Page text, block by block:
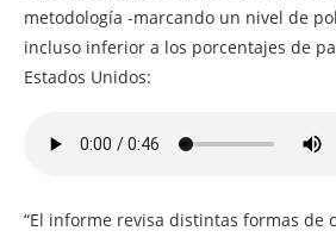
metodología -marcando un nivel de
incluso inferior a los porcentajes de
Estados Unidos:
“El informe revisa distintas formas de